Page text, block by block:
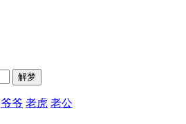
爷爷 老虎 老公